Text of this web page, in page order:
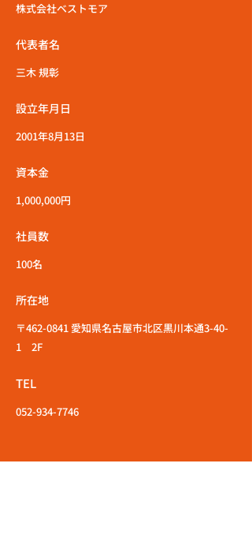
株式会社ベストモア
代表者名
三木 規彰
設立年月日
2001年8月13日
資本金
1,000,000円
社員数
100名
所在地
〒462-0841 愛知県名古屋市北区黒川本通3-40-
1 2F
TEL
052-934-7746